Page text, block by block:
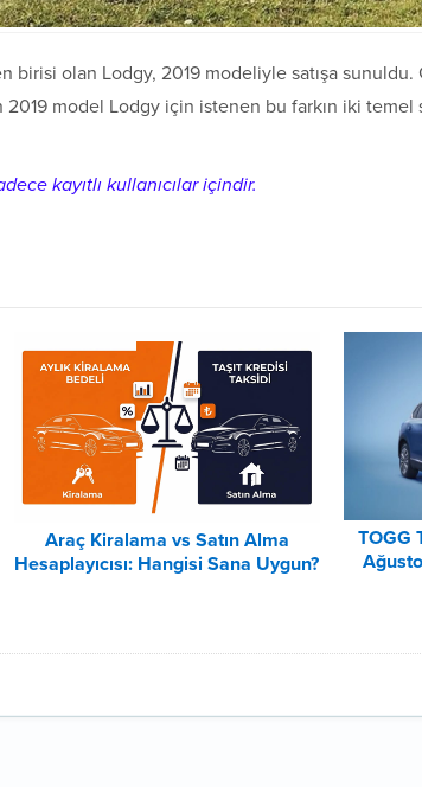
birisi olan Lodgy, 2019 modeliyle satışa
2019 model Lodgy için istenen bu farkın iki
kayıtlı kullanıcılar içindir.
Araç Kiralama vs Satın Alma
Hesaplayıcısı: Hangisi Sana Uygun?
TOGG